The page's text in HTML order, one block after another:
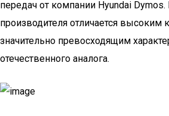
передач от компании Hyundai
производителя отличается высоким
значительно превосходящим
отечественного аналога.